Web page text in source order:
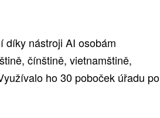
díky nástroji AI osobám
čínštině, vietnamštině,
ho 30 poboček úřadu po